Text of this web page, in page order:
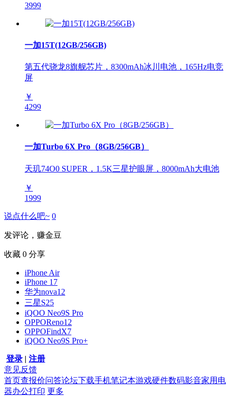
3999
一加15T(12GB/256GB)
第五代骁龙8旗舰芯片，8300mAh冰川电池，165Hz电竞
屏
￥
4299
一加Turbo 6X Pro（8GB/256GB）
天玑74O0 SUPER，1.5K三星护眼屏，8000mAh大电池
￥
1999
说点什么吧~ 0
发评论，赚金豆
收藏 0 分享
iPhone Air
iPhone 17
华为nova12
三星S25
iQOO Neo9S Pro
OPPOReno12
OPPOFindX7
iQOO Neo9S Pro+
登录 | 注册
意见反馈
首页查报价问答论坛下载手机笔记本游戏硬件数码影音家用电
器办公打印 更多